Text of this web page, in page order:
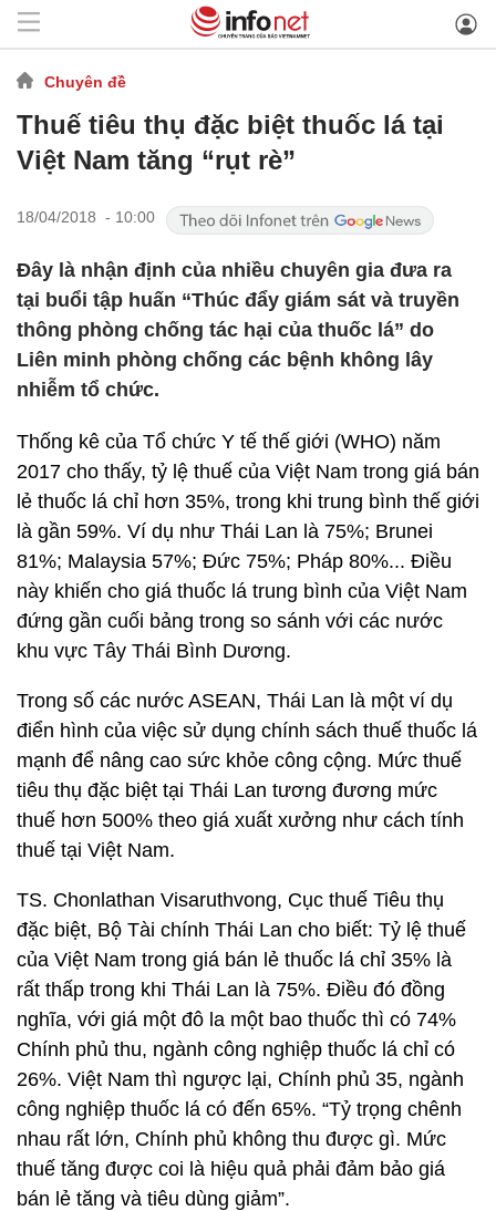
Chuyên đề
Thuế tiêu thụ đặc biệt thuốc lá tại
Việt Nam tăng “rụt rè”
18/04/2018 - 10:00
Đây là nhận định của nhiều chuyên gia đưa ra
tại buổi tập huấn “Thúc đẩy giám sát và truyền
thông phòng chống tác hại của thuốc lá” do
Liên minh phòng chống các bệnh không lây
nhiễm tổ chức.
Thống kê của Tổ chức Y tế thế giới (WHO) năm
2017 cho thấy, tỷ lệ thuế của Việt Nam trong giá bán
lẻ thuốc lá chỉ hơn 35%, trong khi trung bình thế giới
là gần 59%. Ví dụ như Thái Lan là 75%; Brunei
81%; Malaysia 57%; Đức 75%; Pháp 80%... Điều
này khiến cho giá thuốc lá trung bình của Việt Nam
đứng gần cuối bảng trong so sánh với các nước
khu vực Tây Thái Bình Dương.
Trong số các nước ASEAN, Thái Lan là một ví dụ
điển hình của việc sử dụng chính sách thuế thuốc lá
mạnh để nâng cao sức khỏe công cộng. Mức thuế
tiêu thụ đặc biệt tại Thái Lan tương đương mức
thuế hơn 500% theo giá xuất xưởng như cách tính
thuế tại Việt Nam.
TS. Chonlathan Visaruthvong, Cục thuế Tiêu thụ
đặc biệt, Bộ Tài chính Thái Lan cho biết: Tỷ lệ thuế
của Việt Nam trong giá bán lẻ thuốc lá chỉ 35% là
rất thấp trong khi Thái Lan là 75%. Điều đó đồng
nghĩa, với giá một đô la một bao thuốc thì có 74%
Chính phủ thu, ngành công nghiệp thuốc lá chỉ có
26%. Việt Nam thì ngược lại, Chính phủ 35, ngành
công nghiệp thuốc lá có đến 65%. “Tỷ trọng chênh
nhau rất lớn, Chính phủ không thu được gì. Mức
thuế tăng được coi là hiệu quả phải đảm bảo giá
bán lẻ tăng và tiêu dùng giảm”.